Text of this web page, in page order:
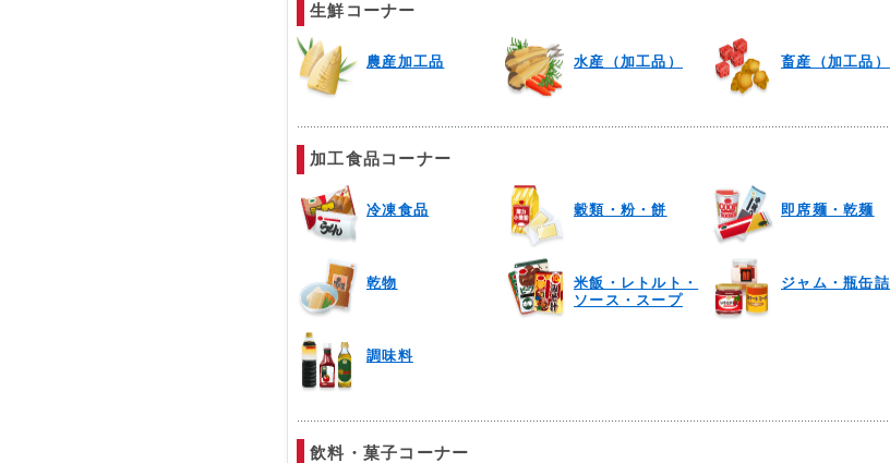
生鮮コーナー
農産加工品 水産（加工品） 畜産（加工品）
加工食品コーナー
冷凍食品 穀類・粉・餅 即席麺・乾麺
乾物
米飯・レトルト・
ソース・スープ
ジャム・瓶缶詰
調味料
飲料・菓子コーナー